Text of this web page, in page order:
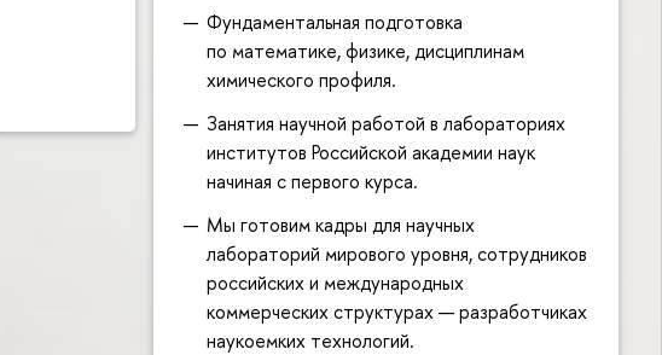
Фундаментальная подготовка
по математике, физике, дисциплинам
химического профиля.
Занятия научной работой в лабораториях
институтов Российской академии наук
начиная с первого курса.
Мы готовим кадры для научных
лабораторий мирового уровня, сотруднико
российских и международных
коммерческих структурах — разработчиках
наукоемких технологий.